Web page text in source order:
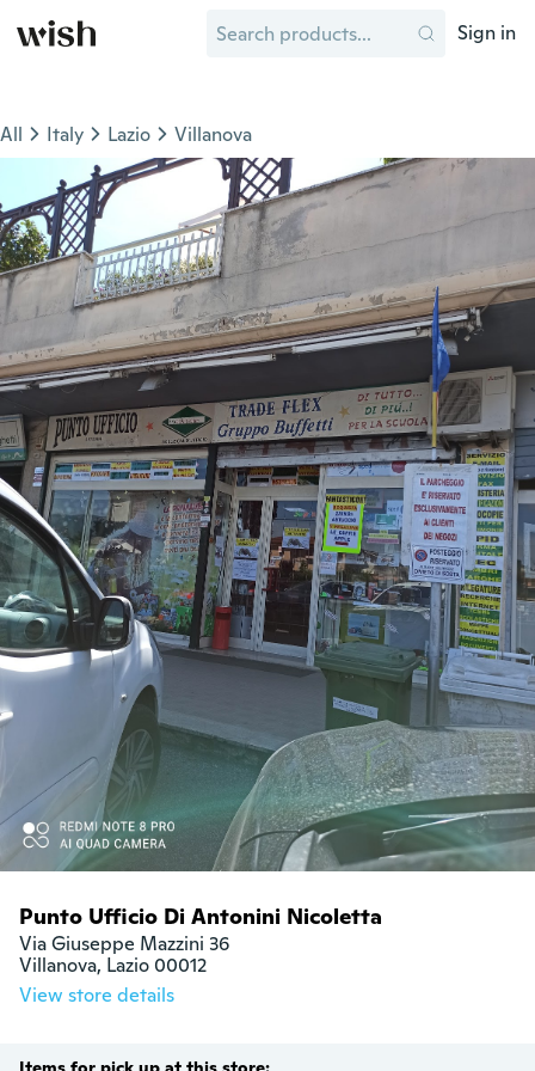
Sign in
All Italy Lazio Villanova
Punto Ufficio Di Antonini Nicoletta
Via Giuseppe Mazzini 36
Villanova, Lazio 00012
View store details